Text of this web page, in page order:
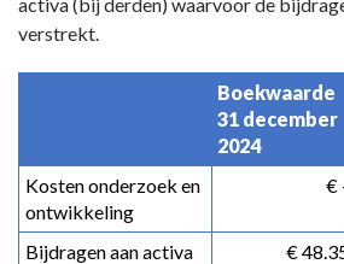
verstrekt.
Boekwaarde
31 december
2024
Kosten onderzoek en
ontwikkeling
€
Bijdragen aan activa
€